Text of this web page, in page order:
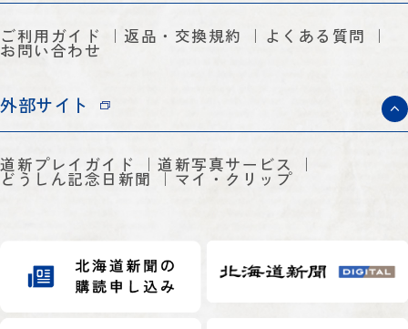
ご利用ガイド 返品・交換規約 よくある質問
お問い合わせ
外部サイト
道新プレイガイド 道新写真サービス
どうしん記念日新聞 マイ・クリップ